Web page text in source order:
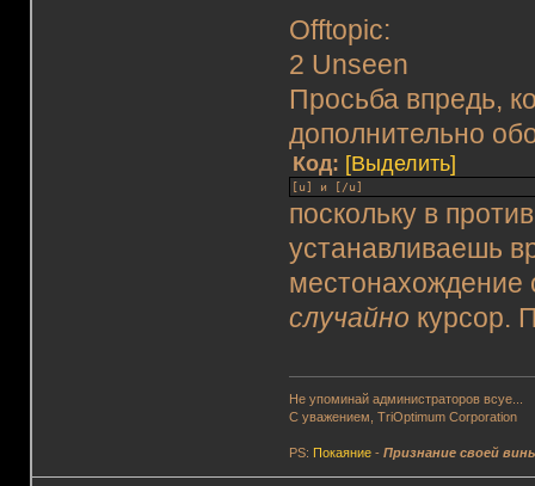
Offtopic:
2 Unseen
Просьба впредь,
дополнительно
Код: [Выделить]
[u] и [/u]
поскольку в
устанавливаешь
местонахождение
случайно курсор.
Не упоминай администраторов всуе...
С уважением, TriOptimum Corporation
PS: Покаяние -Признание своей